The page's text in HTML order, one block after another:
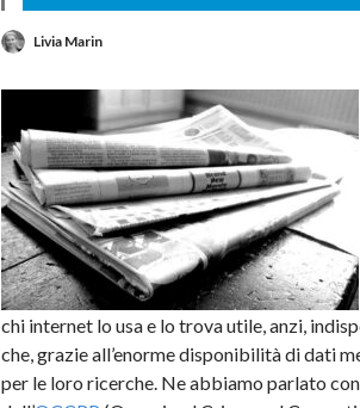
Livia Marin
chi internet lo usa e lo trova utile, anzi,
che, grazie all’enorme disponibilità di dati
per le loro ricerche. Ne abbiamo parlato